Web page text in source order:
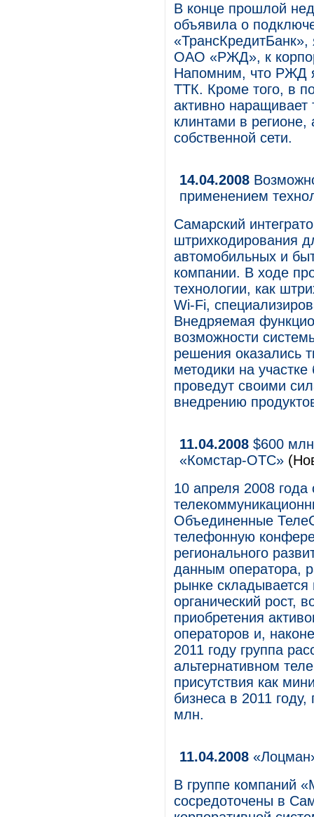
В конце прошлой
объявила о
ОАО «РЖД», к
Напомним, что РЖД
ТТК. Кроме того, в
активно наращивает
клинтами в
собственной сети.
14.04.2008
применением
Самарский
штрихкодирования
автомобильных и
компании. В ходе
технологии, как
Wi-Fi,
Внедряемая
возможности
решения оказались
методики на
проведут своими
внедрению
11.04.2008 $600
«Комстар-ОТС»
10 апреля 2008 года
Объединенные
телефонную
регионального
данным оператора,
рынке
органический рост,
приобретения
операторов и,
2011 году группа
альтернативном
присутствия как
бизнеса в 2011
млн.
11.04.2008
В группе компаний
сосредоточены в